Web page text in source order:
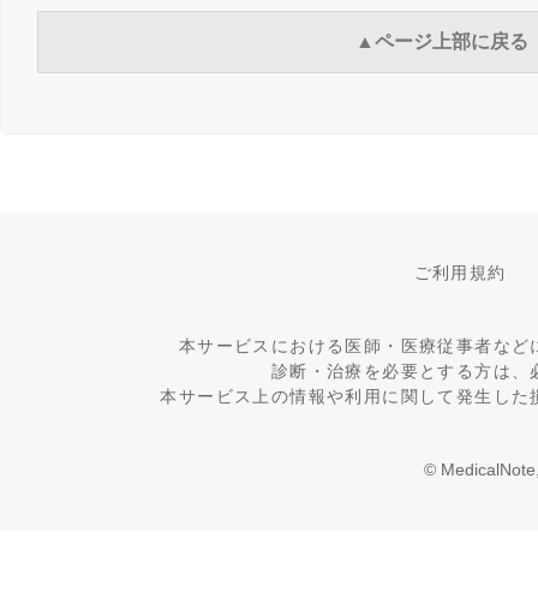
▲ページ上部に戻る
ご利用規約
本サービスにおける医師・医療従事者な
診断・治療を必要とする方は
本サービス上の情報や利用に関して発生し
©